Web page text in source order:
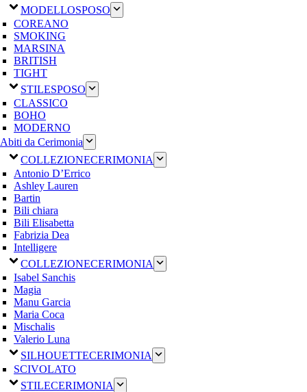
MODELLOSPOSO
COREANO
SMOKING
MARSINA
BRITISH
TIGHT
STILESPOSO
CLASSICO
BOHO
MODERNO
Abiti da Cerimonia
COLLEZIONECERIMONIA
Antonio D’Errico
Ashley Lauren
Bartin
Bili chiara
Bili Elisabetta
Fabrizia Dea
Intelligere
COLLEZIONECERIMONIA
Isabel Sanchis
Magia
Manu Garcia
Maria Coca
Mischalis
Valerio Luna
SILHOUETTECERIMONIA
SCIVOLATO
STILECERIMONIA